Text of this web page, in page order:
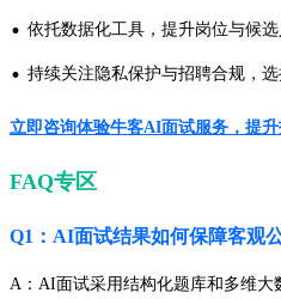
· 依托数据化工具，提升岗位与候选
· 持续关注隐私保护与招聘合规，
立即咨询体验牛客AI面试服务，提
FAQ专区
Q1：AI面试结果如何保障客观
A：AI面试采用结构化题库和多维大